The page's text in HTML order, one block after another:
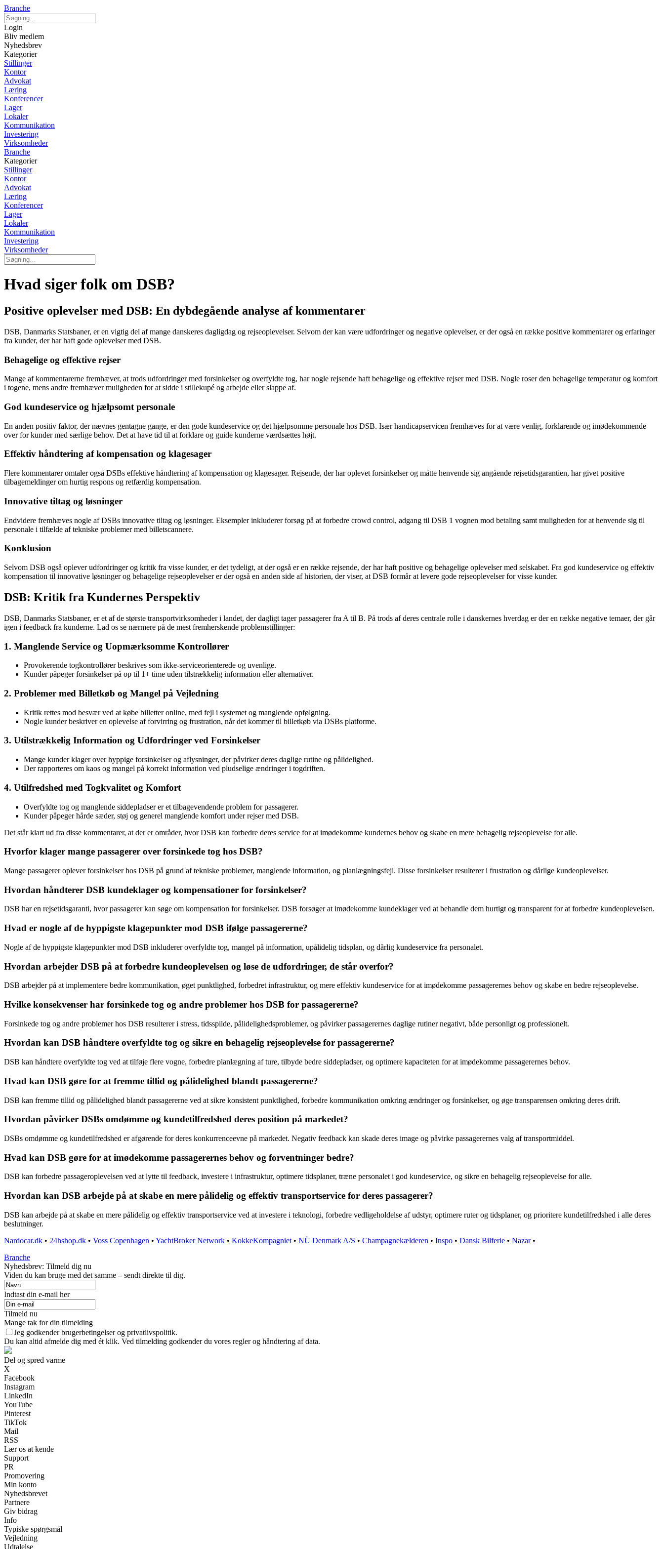
Branche
Login
Bliv medlem
Nyhedsbrev
Kategorier
Stillinger
Kontor
Advokat
Læring
Konferencer
Lager
Lokaler
Kommunikation
Investering
Virksomheder
Branche
Kategorier
Stillinger
Kontor
Advokat
Læring
Konferencer
Lager
Lokaler
Kommunikation
Investering
Virksomheder
Hvad siger folk om DSB?
Positive oplevelser med DSB: En dybdegående analyse af kommentarer
DSB, Danmarks Statsbaner, er en vigtig del af mange danskeres dagligdag og rejseoplevelser. Selvom der kan være udfordringer og negative oplevelser, er der også en række positive kommentarer og erfaringer
fra kunder, der har haft gode oplevelser med DSB.
Behagelige og effektive rejser
Mange af kommentarerne fremhæver, at trods udfordringer med forsinkelser og overfyldte tog, har nogle rejsende haft behagelige og effektive rejser med DSB. Nogle roser den behagelige temperatur og komfort
i togene, mens andre fremhæver muligheden for at sidde i stillekupé og arbejde eller slappe af.
God kundeservice og hjælpsomt personale
En anden positiv faktor, der nævnes gentagne gange, er den gode kundeservice og det hjælpsomme personale hos DSB. Især handicapservicen fremhæves for at være venlig, forklarende og imødekommende
over for kunder med særlige behov. Det at have tid til at forklare og guide kunderne værdsættes højt.
Effektiv håndtering af kompensation og klagesager
Flere kommentarer omtaler også DSBs effektive håndtering af kompensation og klagesager. Rejsende, der har oplevet forsinkelser og måtte henvende sig angående rejsetidsgarantien, har givet positive
tilbagemeldinger om hurtig respons og retfærdig kompensation.
Innovative tiltag og løsninger
Endvidere fremhæves nogle af DSBs innovative tiltag og løsninger. Eksempler inkluderer forsøg på at forbedre crowd control, adgang til DSB 1 vognen mod betaling samt muligheden for at henvende sig til
personale i tilfælde af tekniske problemer med billetscannere.
Konklusion
Selvom DSB også oplever udfordringer og kritik fra visse kunder, er det tydeligt, at der også er en række rejsende, der har haft positive og behagelige oplevelser med selskabet. Fra god kundeservice og effektiv
kompensation til innovative løsninger og behagelige rejseoplevelser er der også en anden side af historien, der viser, at DSB formår at levere gode rejseoplevelser for visse kunder.
DSB: Kritik fra Kundernes Perspektiv
DSB, Danmarks Statsbaner, er et af de største transportvirksomheder i landet, der dagligt tager passagerer fra A til B. På trods af deres centrale rolle i danskernes hverdag er der en række negative temaer, der går
igen i feedback fra kunderne. Lad os se nærmere på de mest fremherskende problemstillinger:
1. Manglende Service og Uopmærksomme Kontrollører
Provokerende togkontrollører beskrives som ikke-serviceorienterede og uvenlige.
Kunder påpeger forsinkelser på op til 1+ time uden tilstrækkelig information eller alternativer.
2. Problemer med Billetkøb og Mangel på Vejledning
Kritik rettes mod besvær ved at købe billetter online, med fejl i systemet og manglende opfølgning.
Nogle kunder beskriver en oplevelse af forvirring og frustration, når det kommer til billetkøb via DSBs platforme.
3. Utilstrækkelig Information og Udfordringer ved Forsinkelser
Mange kunder klager over hyppige forsinkelser og aflysninger, der påvirker deres daglige rutine og pålidelighed.
Der rapporteres om kaos og mangel på korrekt information ved pludselige ændringer i togdriften.
4. Utilfredshed med Togkvalitet og Komfort
Overfyldte tog og manglende siddepladser er et tilbagevendende problem for passagerer.
Kunder påpeger hårde sæder, støj og generel manglende komfort under rejser med DSB.
Det står klart ud fra disse kommentarer, at der er områder, hvor DSB kan forbedre deres service for at imødekomme kundernes behov og skabe en mere behagelig rejseoplevelse for alle.
Hvorfor klager mange passagerer over forsinkede tog hos DSB?
Mange passagerer oplever forsinkelser hos DSB på grund af tekniske problemer, manglende information, og planlægningsfejl. Disse forsinkelser resulterer i frustration og dårlige kundeoplevelser.
Hvordan håndterer DSB kundeklager og kompensationer for forsinkelser?
DSB har en rejsetidsgaranti, hvor passagerer kan søge om kompensation for forsinkelser. DSB forsøger at imødekomme kundeklager ved at behandle dem hurtigt og transparent for at forbedre kundeoplevelsen.
Hvad er nogle af de hyppigste klagepunkter mod DSB ifølge passagererne?
Nogle af de hyppigste klagepunkter mod DSB inkluderer overfyldte tog, mangel på information, upålidelig tidsplan, og dårlig kundeservice fra personalet.
Hvordan arbejder DSB på at forbedre kundeoplevelsen og løse de udfordringer, de står overfor?
DSB arbejder på at implementere bedre kommunikation, øget punktlighed, forbedret infrastruktur, og mere effektiv kundeservice for at imødekomme passagerernes behov og skabe en bedre rejseoplevelse.
Hvilke konsekvenser har forsinkede tog og andre problemer hos DSB for passagererne?
Forsinkede tog og andre problemer hos DSB resulterer i stress, tidsspilde, pålidelighedsproblemer, og påvirker passagerernes daglige rutiner negativt, både personligt og professionelt.
Hvordan kan DSB håndtere overfyldte tog og sikre en behagelig rejseoplevelse for passagererne?
DSB kan håndtere overfyldte tog ved at tilføje flere vogne, forbedre planlægning af ture, tilbyde bedre siddepladser, og optimere kapaciteten for at imødekomme passagerernes behov.
Hvad kan DSB gøre for at fremme tillid og pålidelighed blandt passagererne?
DSB kan fremme tillid og pålidelighed blandt passagererne ved at sikre konsistent punktlighed, forbedre kommunikation omkring ændringer og forsinkelser, og øge transparensen omkring deres drift.
Hvordan påvirker DSBs omdømme og kundetilfredshed deres position på markedet?
DSBs omdømme og kundetilfredshed er afgørende for deres konkurrenceevne på markedet. Negativ feedback kan skade deres image og påvirke passagerernes valg af transportmiddel.
Hvad kan DSB gøre for at imødekomme passagerernes behov og forventninger bedre?
DSB kan forbedre passageroplevelsen ved at lytte til feedback, investere i infrastruktur, optimere tidsplaner, træne personalet i god kundeservice, og sikre en behagelig rejseoplevelse for alle.
Hvordan kan DSB arbejde på at skabe en mere pålidelig og effektiv transportservice for deres passagerer?
DSB kan arbejde på at skabe en mere pålidelig og effektiv transportservice ved at investere i teknologi, forbedre vedligeholdelse af udstyr, optimere ruter og tidsplaner, og prioritere kundetilfredshed i alle deres
beslutninger.
Nardocar.dk • 24hshop.dk • Voss Copenhagen • YachtBroker Network • KokkeKompagniet • NÜ Denmark A/S • Champagnekælderen • Inspo • Dansk Bilferie • Nazar•
Branche
Nyhedsbrev: Tilmeld dig nu
Viden du kan bruge med det samme – sendt direkte til dig.
Indtast din e-mail her
Tilmeld nu
Mange tak for din tilmelding
Jeg godkender brugerbetingelser og privatlivspolitik.
Du kan altid afmelde dig med ét klik. Ved tilmelding godkender du vores regler og håndtering af data.
Del og spred varme
X
Facebook
Instagram
LinkedIn
YouTube
Pinterest
TikTok
Mail
RSS
Lær os at kende
Support
PR
Promovering
Min konto
Nyhedsbrevet
Partnere
Giv bidrag
Info
Typiske spørgsmål
Vejledning
Udtalelse